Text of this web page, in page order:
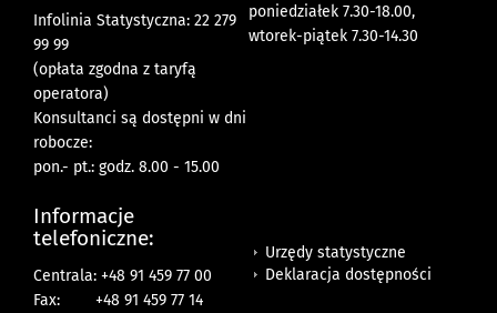
Infolinia Statystyczna: 22 279
99 99
(opłata zgodna z taryfą
operatora)
Konsultanci są dostępni w dni
robocze:
pon.- pt.: godz. 8.00 - 15.00
poniedziałek 7.30-18.00,
wtorek-piątek 7.30-14.30
Informacje
telefoniczne:
Centrala: +48 91 459 77 00
Fax:
+48 91 459 77 14
Urzędy statystyczne
Deklaracja dostępności